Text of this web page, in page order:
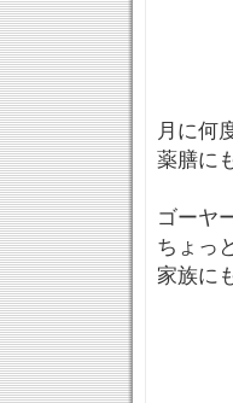
月に何
薬膳に
ゴーヤ
ちょっ
家族に